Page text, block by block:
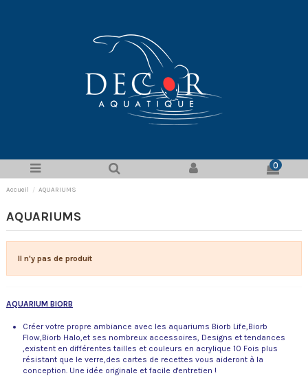
0
Accueil AQUARIUMS
AQUARIUMS
Il n'y pas de produit
AQUARIUM BIORB
Créer votre propre ambiance avec les aquariums Biorb Life,Biorb
Flow,Biorb Halo,et ses nombreux accessoires, Designs et tendances
,existent en différentes tailles et couleurs en acrylique 10 Fois plus
résistant que le verre,des cartes de recettes vous aideront à la
conception. Une idée originale et facile d'entretien !